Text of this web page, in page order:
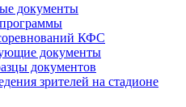
документы
КФС
документы
документов
зрителей на стадионе